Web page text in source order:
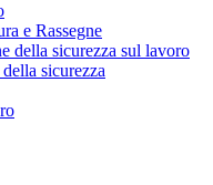
e Rassegne
della sicurezza sul lavoro
sicurezza